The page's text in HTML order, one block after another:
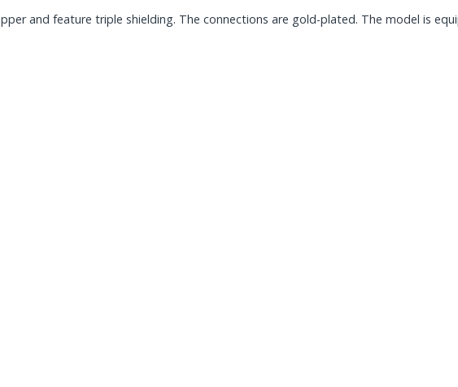
and feature triple shielding. The connections are gold-plated. The model is